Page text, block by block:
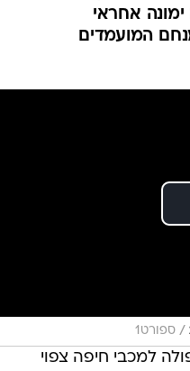
אחראי
המועמדים
/ ספורט1
למכבי חיפה צפוי